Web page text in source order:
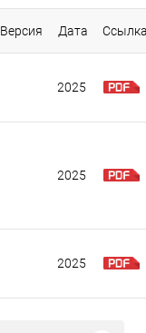
Версия Дата
2025
2025
2025